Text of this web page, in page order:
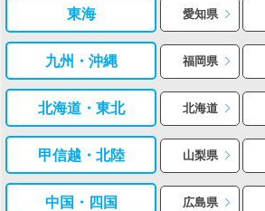
東海 愛知県
九州・沖縄 福岡県
北海道・東北 北海道
甲信越・北陸 山梨県
中国・四国 広島県